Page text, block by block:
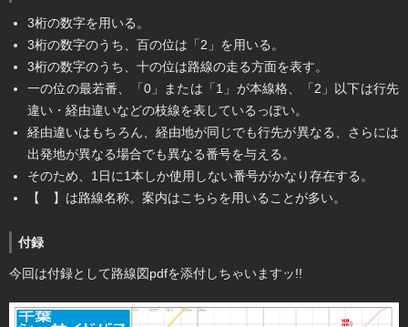
3桁の数字を用いる。
3桁の数字のうち、百の位は「2」を用いる。
3桁の数字のうち、十の位は路線の走る方面を表す。
一の位の最若番、「0」または「1」が本線格、「2」以下は行先
違い・経由違いなどの枝線を表しているっぽい。
経由違いはもちろん、経由地が同じでも行先が異なる、さらには
出発地が異なる場合でも異なる番号を与える。
そのため、1日に1本しか使用しない番号がかなり存在する。
【 】は路線名称。案内はこちらを用いることが多い。
付録
今回は付録として路線図pdfを添付しちゃいますッ!!